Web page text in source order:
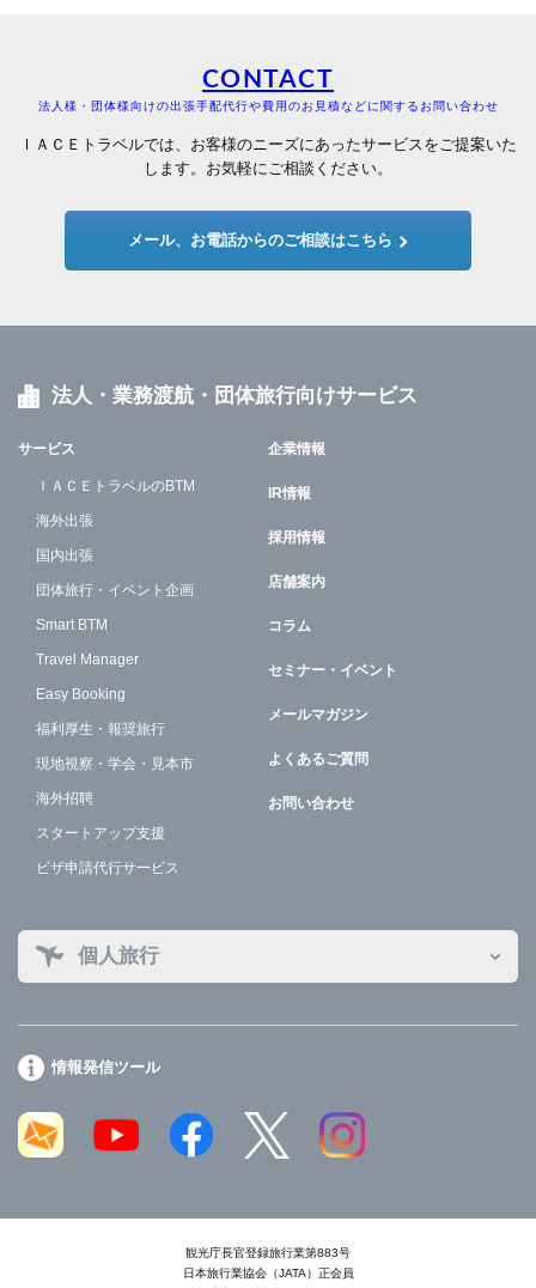
CONTACT
法人様・団体様向けの出張手配代行や費用のお見積などに関するお問い合わせ
ＩＡＣＥトラベルでは、お客様のニーズにあったサービスをご提案いた
します。お気軽にご相談ください。
メール、お電話からのご相談はこちら
法人・業務渡航・団体旅行向けサービス
サービス
ＩＡＣＥトラベルのBTM
海外出張
国内出張
団体旅行・イベント企画
Smart BTM
Travel Manager
Easy Booking
福利厚生・報奨旅行
現地視察・学会・見本市
海外招聘
スタートアップ支援
ビザ申請代行サービス
企業情報
IR情報
採用情報
店舗案内
コラム
セミナー・イベント
メールマガジン
よくあるご質問
お問い合わせ
個人旅行
情報発信ツール
観光庁長官登録旅行業第883号
日本旅行業協会（JATA）正会員